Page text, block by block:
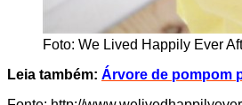
Foto: We Lived Happily Ever
Leia também: Árvore de pompom